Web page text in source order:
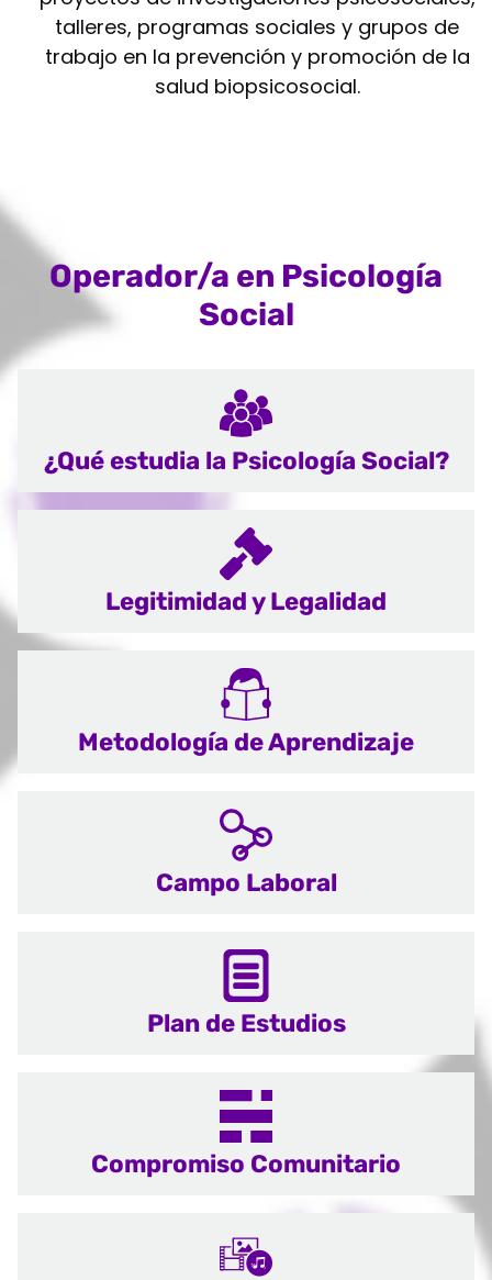
talleres, programas sociales y grupos de
trabajo en la prevención y promoción de la
salud biopsicosocial.
Operador/a en Psicología
Social
¿Qué estudia la Psicología Social?
Legitimidad y Legalidad
Metodología de Aprendizaje
Campo Laboral
Plan de Estudios
Compromiso Comunitario